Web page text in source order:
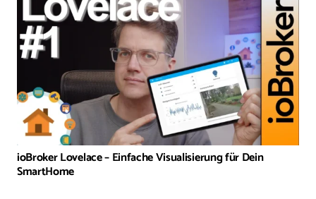
ioBroker Lovelace – Einfache Visualisierung für Dein
SmartHome